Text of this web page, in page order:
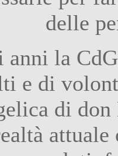
delle
anni la
e di
di